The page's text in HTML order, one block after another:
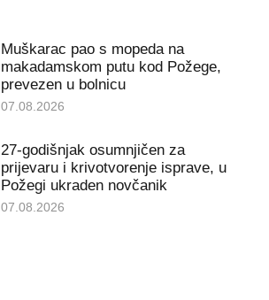
Muškarac pao s mopeda na
makadamskom putu kod Požege,
prevezen u bolnicu
07.08.2026
27-godišnjak osumnjičen za
prijevaru i krivotvorenje isprave, u
Požegi ukraden novčanik
07.08.2026